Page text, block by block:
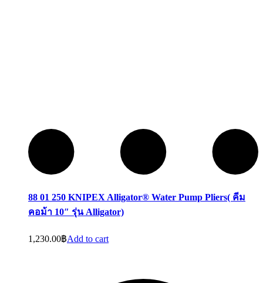
88 01 250 KNIPEX Alligator® Water Pump Pliers( คีม
คอม้า 10″ รุ่น Alligator)
1,230.00฿Add to cart